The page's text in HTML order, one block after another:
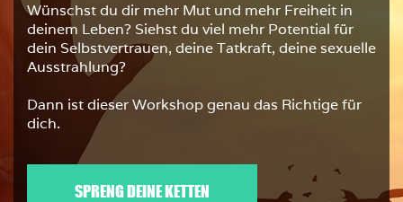
Wünschst du dir mehr Mut und mehr Freiheit in
deinem Leben? Siehst du viel mehr Potential für
dein Selbstvertrauen, deine Tatkraft, deine sexuelle
Ausstrahlung?
Dann ist dieser Workshop genau das Richtige für
dich.
SPRENG DEINE KETTEN